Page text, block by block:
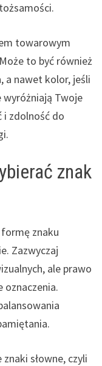
towarowym
to być również
a nawet kolor, jeśli
wyróżniają Twoje
i zdolność do
znak
znaku
Zazwyczaj
ale prawo
oznaczenia.
słowne, czyli